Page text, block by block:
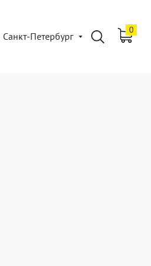
Санкт-Петербург
0